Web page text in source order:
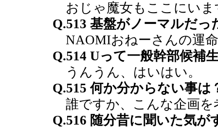
おじゃ魔女もここにいま
Q.513 基盤がノーマルだ
NAOMIおねーさんの運
Q.514 Uって一般幹部候補
うんうん、はいはい。
Q.515 何か分からない事は
誰ですか、こんな企画を
Q.516 随分昔に聞いた気